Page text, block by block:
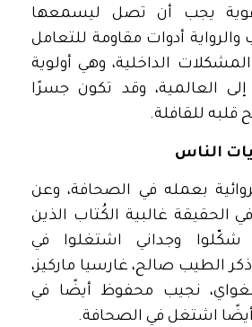
يجب أن تصل ليسمعها
والرواية أدوات مقاومة للتعامل
الداخلية، وهي أولوية
العالمية، وقد تكون جسرًا
للقافلة.
الناس
بعمله في الصحافة، وعن
الحقيقة غالبية الكُتاب الذين
شكّلوا وجداني اشتغلوا في
الطيب صالح، غارسيا ماركيز،
نجيب محفوظ أيضًا في
اشتغل في الصحافة.